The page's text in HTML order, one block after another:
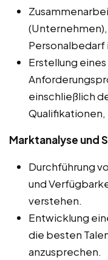
Personalbedarf
Erstellung
einschließlich
Qualifikationen,
Marktanalyse und
Durchführung
und
verstehen.
Entwicklung
die besten
anzusprechen.